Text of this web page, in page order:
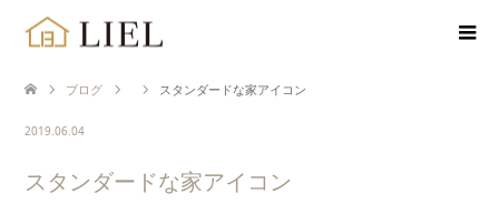
ブログ スタンダードな家アイコン
2019.06.04
スタンダードな家アイコン